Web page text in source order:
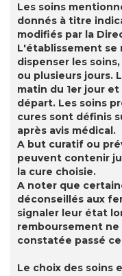
Les soins
donnés à titre
modifiés par la
L'établissement se
dispenser les
ou plusieurs jours.
matin du 1er jour
départ. Les soins
cures sont définis
après avis médical.
A but curatif ou
peuvent contenir
la cure choisie.
A noter que
déconseillés aux
signaler leur état
remboursement ne
constatée passé
Le choix des soins